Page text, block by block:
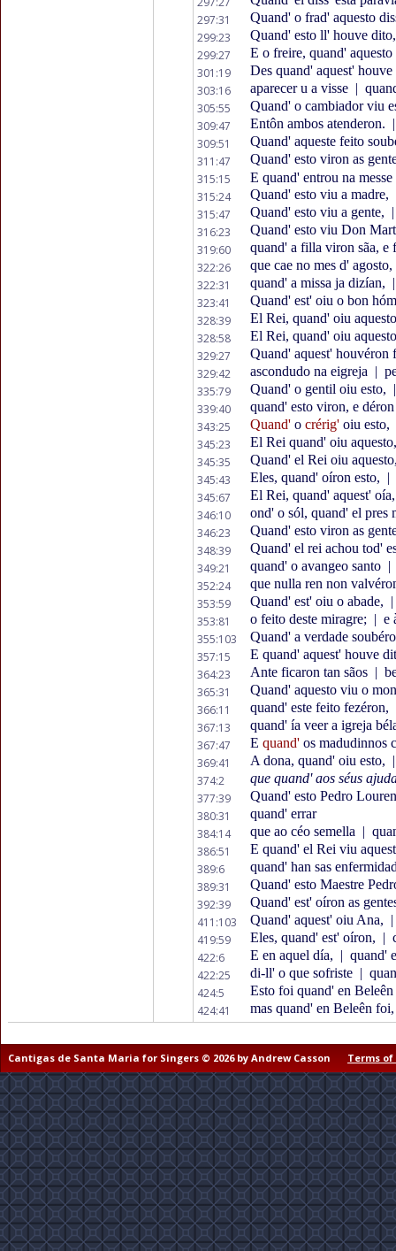
297:31
Quand' o frad' aquesto
299:23
Quand' esto ll' houve
299:27
E o freire, quand' aquesto
301:19
Des quand' aquest'
303:16
aparecer u a visse |
305:55
Quand' o cambiador viu
309:47
Entôn ambos atenderon. |
309:51
Quand' aqueste feito
311:47
Quand' esto viron as
315:15
E quand' entrou na messe
315:24
Quand' esto viu a madre,
315:47
Quand' esto viu a gente, |
316:23
Quand' esto viu Don
319:60
quand' a filla viron sãa, e
322:26
que cae no mes d' agosto,
322:31
quand' a missa ja dizían, |
323:41
Quand' est' oiu o bon
328:39
El Rei, quand' oiu
328:58
El Rei, quand' oiu
329:27
Quand' aquest' houvéron
329:42
ascondudo na eigreja |
335:79
Quand' o gentil oiu esto, |
339:40
quand' esto viron, e
343:25
Quand' o crérig' oiu esto,
345:23
El Rei quand' oiu
345:35
Quand' el Rei oiu
345:43
Eles, quand' oíron esto, |
345:67
El Rei, quand' aquest'
346:10
ond' o sól, quand' el pres
346:23
Quand' esto viron as
348:39
Quand' el rei achou tod'
349:21
quand' o avangeo santo |
352:24
que nulla ren non
353:59
Quand' est' oiu o abade, |
353:81
o feito deste miragre; | e
355:103
Quand' a verdade
357:15
E quand' aquest' houve
364:23
Ante ficaron tan sãos |
365:31
Quand' aquesto viu o
366:11
quand' este feito fezéron,
367:13
quand' ía veer a igreja
367:47
E quand' os madudinnos
369:41
A dona, quand' oiu esto, |
374:2
que quand' aos séus
377:39
Quand' esto Pedro
380:31
quand' errar
384:14
que ao céo semella |
386:51
E quand' el Rei viu
389:6
quand' han sas
389:31
Quand' esto Maestre
392:39
Quand' est' oíron as
411:103
Quand' aquest' oiu Ana, |
419:59
Eles, quand' est' oíron, |
422:6
E en aquel día, | quand'
422:25
di-ll' o que sofriste |
424:5
Esto foi quand' en Beleên
424:41
mas quand' en Beleên
Cantigas de Santa Maria for Singers © 2026 by Andrew Casson Terms of